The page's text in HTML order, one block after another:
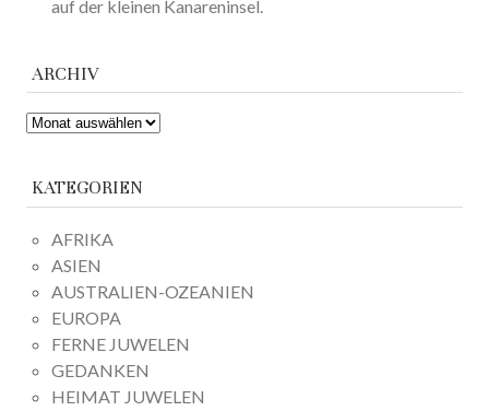
auf der kleinen Kanareninsel.
ARCHIV
ARCHIV
KATEGORIEN
AFRIKA
ASIEN
AUSTRALIEN-OZEANIEN
EUROPA
FERNE JUWELEN
GEDANKEN
HEIMAT JUWELEN